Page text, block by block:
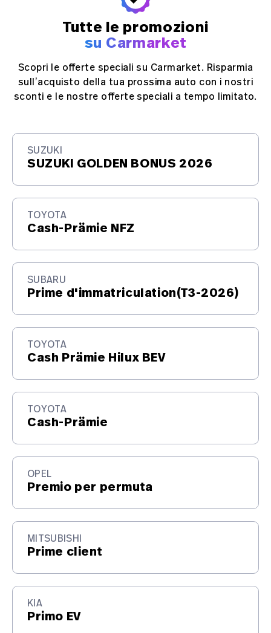
Tutte le promozioni
su Carmarket
Scopri le offerte speciali su Carmarket. Risparmia
sull’acquisto della tua prossima auto con i nostri
sconti e le nostre offerte speciali a tempo limitato.
SUZUKI
SUZUKI GOLDEN BONUS 2026
TOYOTA
Cash-Prämie NFZ
SUBARU
Prime d'immatriculation(T3-2026)
TOYOTA
Cash Prämie Hilux BEV
TOYOTA
Cash-Prämie
OPEL
Premio per permuta
MITSUBISHI
Prime client
KIA
Primo EV